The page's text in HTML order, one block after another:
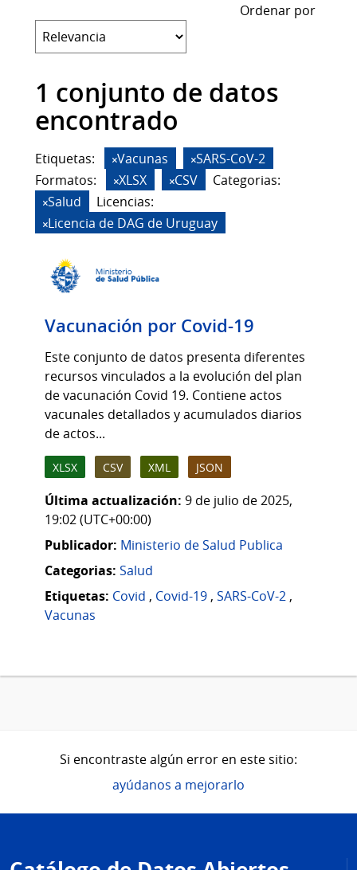
Ordenar por
1 conjunto de datos
encontrado
Etiquetas: Vacunas
SARS-CoV-2
Formatos:
XLSX CSV
Categorias:
Salud
Licencias:
Licencia de DAG de Uruguay
Vacunación por Covid-19
Este conjunto de datos presenta diferentes
recursos vinculados a la evolución del plan
de vacunación Covid 19. Contiene actos
vacunales detallados y acumulados diarios
de actos...
XLSX CSV XML JSON
Última actualización: 9 de julio de 2025,
19:02 (UTC+00:00)
Publicador: Ministerio de Salud Publica
Categorias: Salud
Etiquetas: Covid , Covid-19 , SARS-CoV-2 ,
Vacunas
Si encontraste algún error en este sitio:
ayúdanos a mejorarlo
de